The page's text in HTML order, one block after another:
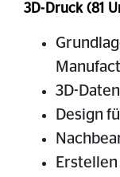
3D-Druck (81
3D-Daten
Design